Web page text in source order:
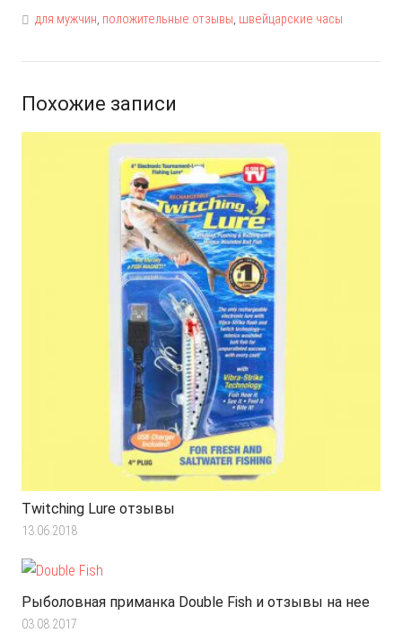
для мужчин, положительные отзывы, швейцарские часы
Похожие записи
Twitching Lure отзывы
13.06.2018
Рыболовная приманка Double Fish и отзывы на нее
03.08.2017